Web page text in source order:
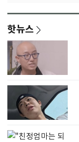
핫뉴스